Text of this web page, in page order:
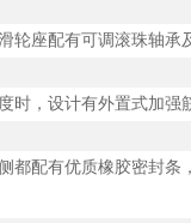
轮座配有可调滚珠轴承
时，设计有外置式加强
都配有优质橡胶密封